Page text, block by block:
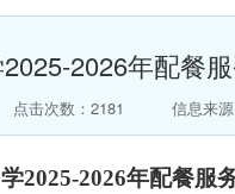
布
（模拟）
模拟）
交易答疑澄清
结果公示
中标公告
拍卖公告
拍卖结果公告
2026年配餐
点击次数：2181 信息来
2025-2026年配餐服